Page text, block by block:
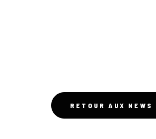
RETOUR AUX NEWS